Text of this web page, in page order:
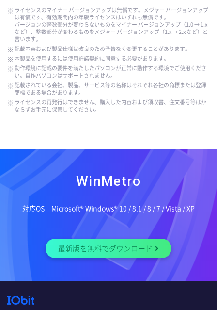
ライセンスのマイナー バージョンアップは無償です。メジャー バージョンアップ
は有償です。有効期間内の年版ライセンスはいずれも無償です。
バージョンの整数部分が変わらないものをマイナー バージョンアップ（1.0 → 1.x
など）、整数部分が変わるものをメジャー バージョンアップ（1.x → 2.x など）と
言います。
記載内容および製品仕様は改良のため予告なく変更することがあります。
本製品を使用するには使用許諾契約に同意する必要があります。
動作環境に記載の要件を満たしたパソコンが正常に動作する環境でご使用くださ
い。自作パソコンはサポートされません。
記載されている会社、製品、サービス等の名称はそれぞれ各社の商標または登録
商標である場合があります。
ライセンスの再発行はできません。購入した内容および領収書、注文番号等はか
ならずお手元に保管してください。
WinMetro
対応OS Microsoft® Windows® 10 / 8.1 / 8 / 7 / Vista / XP
最新版を無料でダウンロード